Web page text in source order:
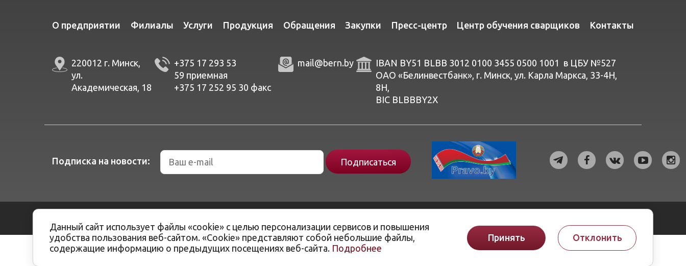
О предприятии Филиалы Услуги Продукция Обращения Закупки Пресс-центр Центр обучения сварщиков Контакты
220012 г. Минск,
ул.
Академическая, 18
+375 17 293 53
59 приемная
+375 17 252 95 30 факc
mail@bern.by
IBAN BY51 BLBB 3012 0100 3455 0500 1001 в ЦБУ №527
ОАО «Белинвестбанк», г. Минск, ул. Карла Маркса, 33-4Н,
8Н,
BIC BLBBBY2X
Подписка на новости:
Данный сайт использует файлы «cookie» с целью персонализации сервисов и повышения
удобства пользования веб-сайтом. «Cookie» представляют собой небольшие файлы,
содержащие информацию о предыдущих посещениях веб-сайта. Подробнее
Принять Отклонить